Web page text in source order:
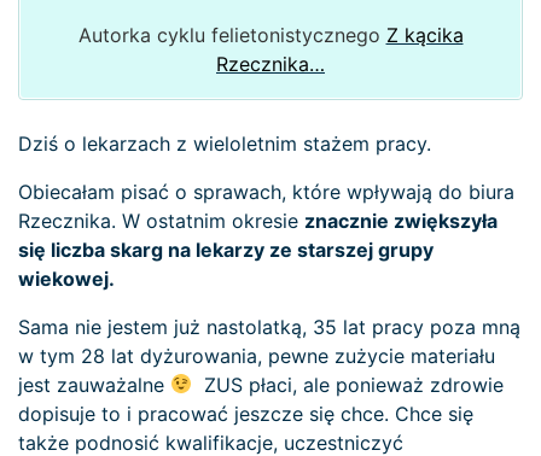
Autorka cyklu felietonistycznego Z kącika
Rzecznika…
Dziś o lekarzach z wieloletnim stażem pracy.
Obiecałam pisać o sprawach, które wpływają do biura
Rzecznika. W ostatnim okresie znacznie zwiększyła
się liczba skarg na lekarzy ze starszej grupy
wiekowej.
Sama nie jestem już nastolatką, 35 lat pracy poza mną
w tym 28 lat dyżurowania, pewne zużycie materiału
jest zauważalne
ZUS płaci, ale ponieważ zdrowie
dopisuje to i pracować jeszcze się chce. Chce się
także podnosić kwalifikacje, uczestniczyć